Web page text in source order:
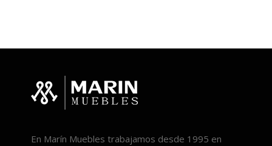
En Marín Muebles trabajamos desde 1995 en